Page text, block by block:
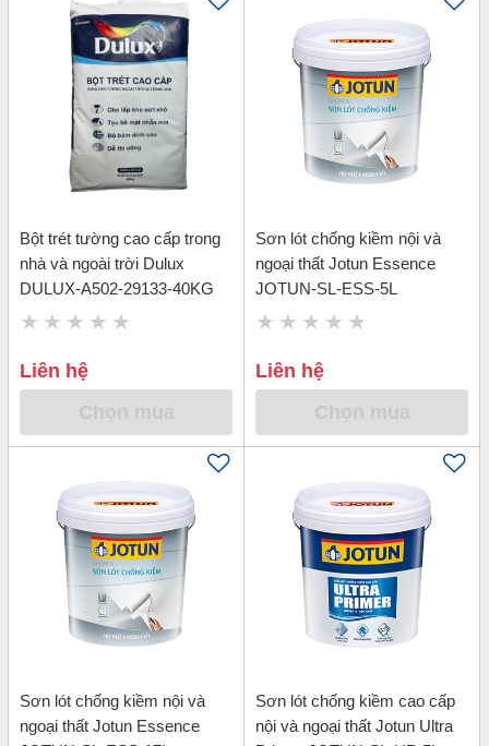
Bột trét tường cao cấp trong
nhà và ngoài trời Dulux
DULUX-A502-29133-40KG
Liên hệ
Sơn lót chống kiềm nội và
ngoại thất Jotun Essence
JOTUN-SL-ESS-5L
Liên hệ
Sơn lót chống kiềm nội và
ngoại thất Jotun Essence
Sơn lót chống kiềm cao cấp
nội và ngoại thất Jotun Ultra